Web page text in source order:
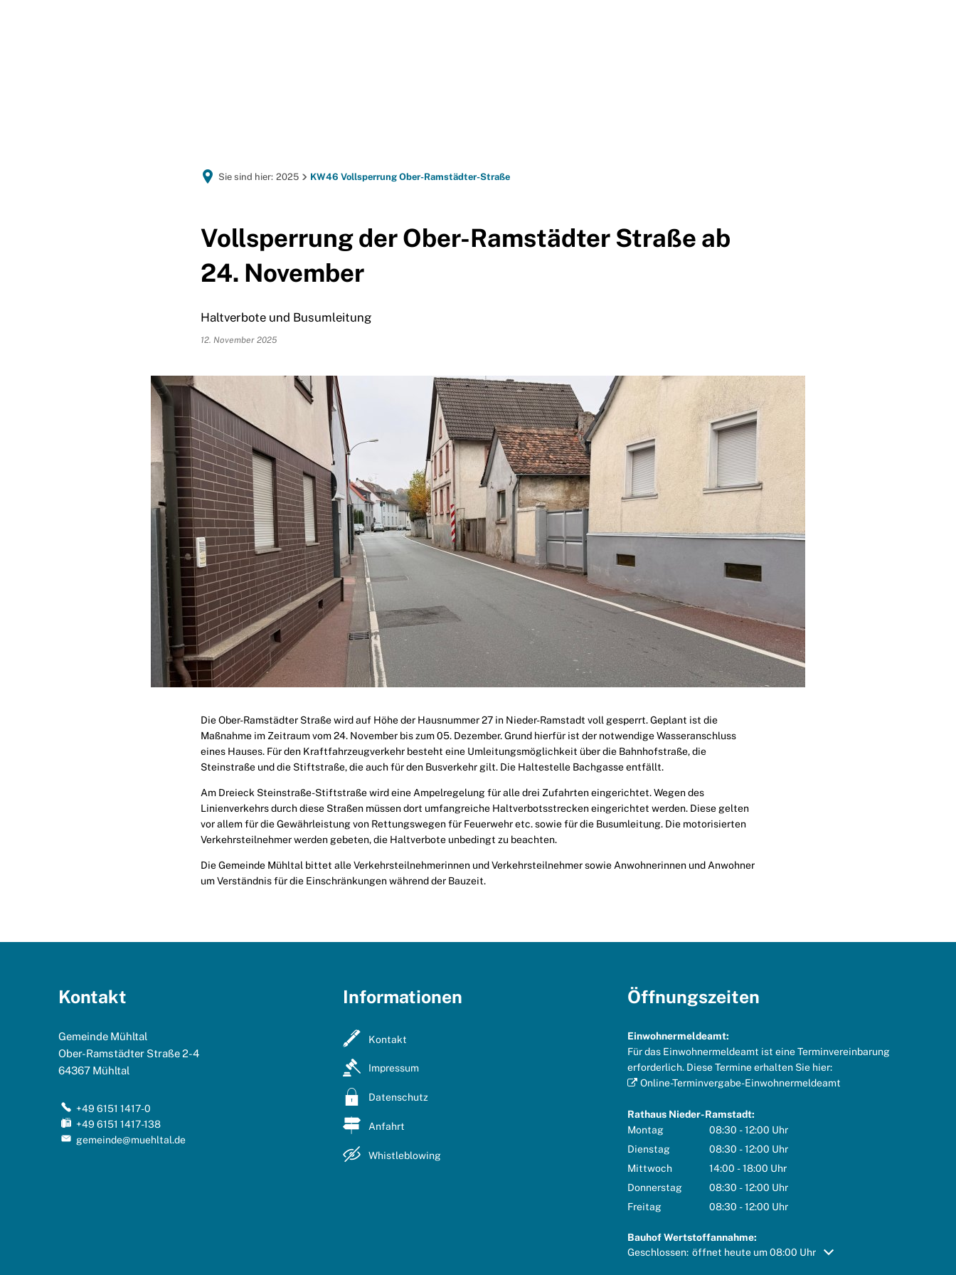
Sie sind hier: 2025 KW46 Vollsperrung Ober-Ramstädter-Straße
Vollsperrung der Ober-Ramstädter Straße ab
24. November
Haltverbote und Busumleitung
12. November 2025
Die Ober-Ramstädter Straße wird auf Höhe der Hausnummer 27 in Nieder-Ramstadt voll gesperrt. Geplant ist die
Maßnahme im Zeitraum vom 24. November bis zum 05. Dezember. Grund hierfür ist der notwendige Wasseranschluss
eines Hauses. Für den Kraftfahrzeugverkehr besteht eine Umleitungsmöglichkeit über die Bahnhofstraße, die
Steinstraße und die Stiftstraße, die auch für den Busverkehr gilt. Die Haltestelle Bachgasse entfällt.
Am Dreieck Steinstraße-Stiftstraße wird eine Ampelregelung für alle drei Zufahrten eingerichtet. Wegen des
Linienverkehrs durch diese Straßen müssen dort umfangreiche Haltverbotsstrecken eingerichtet werden. Diese gelten
vor allem für die Gewährleistung von Rettungswegen für Feuerwehr etc. sowie für die Busumleitung. Die motorisierten
Verkehrsteilnehmer werden gebeten, die Haltverbote unbedingt zu beachten.
Die Gemeinde Mühltal bittet alle Verkehrsteilnehmerinnen und Verkehrsteilnehmer sowie Anwohnerinnen und Anwohner
um Verständnis für die Einschränkungen während der Bauzeit.
Kontakt
Gemeinde Mühltal
Ober-Ramstädter Straße 2-4
64367 Mühltal
+49 6151 1417-0
+49 6151 1417-138
gemeinde@muehltal.de
Informationen
Kontakt
Impressum
Datenschutz
Anfahrt
Whistleblowing
Öffnungszeiten
Einwohnermeldeamt:
Für das Einwohnermeldeamt ist eine Terminvereinbarung
erforderlich. Diese Termine erhalten Sie hier:
Online-Terminvergabe-Einwohnermeldeamt
Rathaus Nieder-Ramstadt:
Montag
08:30 -12:00 Uhr
Von 08:30 bis 12:00 Uhr
Dienstag 08:30 -12:00 Uhr
Von 08:30 bis 12:00 Uhr
Mittwoch 14:00 -18:00 Uhr
Von 14:00 bis 18:00 Uhr
Donnerstag 08:30 -12:00 Uhr
Von 08:30 bis 12:00 Uhr
Freitag 08:30 -12:00 Uhr
Bauhof Wertstoffannahme:
Klicken, um weitere Öffnungs- oder Schließzeiten auszublenden
Geschlossen: öffnet heute um 08:00 Uhr